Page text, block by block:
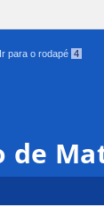
Ir para o rodapé 4
de